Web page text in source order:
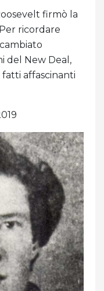
firmò la
ricordare
del New Deal,
affascinanti